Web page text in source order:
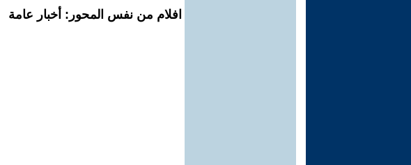
افلام من نفس المحور: أخبار عامة